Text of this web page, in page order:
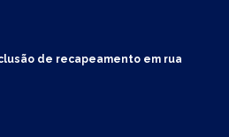
de recapeamento em rua